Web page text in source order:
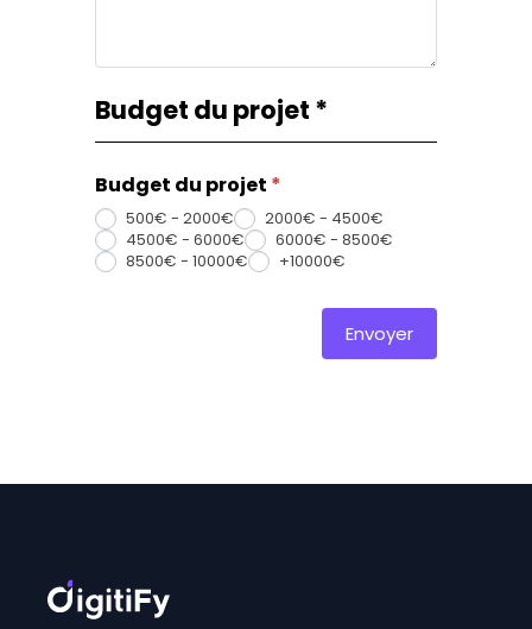
Budget du projet *
Budget du projet *
500€ - 2000€
2000€ - 4500€
4500€ - 6000€
6000€ - 8500€
8500€ - 10000€
+10000€
Envoyer